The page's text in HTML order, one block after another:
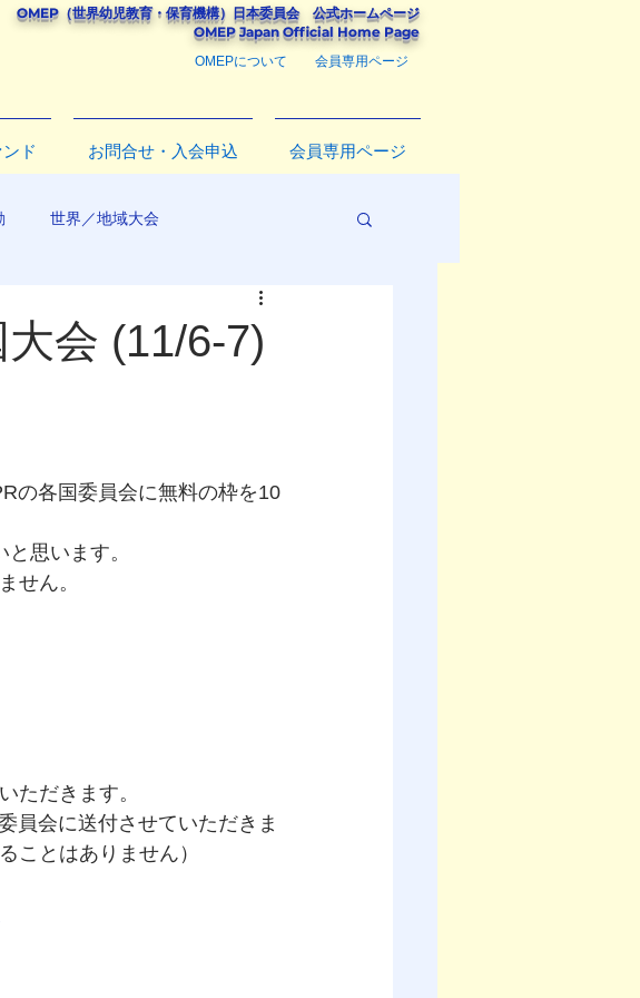
OMEP（世界幼児教育・保育機構） 日本委員会公式ホームページ
​OMEP Japan Official Home Page
OMEPについて 会員専用ページ
ド お問合せ・入会申込 会員専用ページ
世界／地域大会
会 (11/6-7)
の各国委員会に無料の枠を10
思います。
せん。
ただきます。
員会に送付させていただきま
ことはありません）